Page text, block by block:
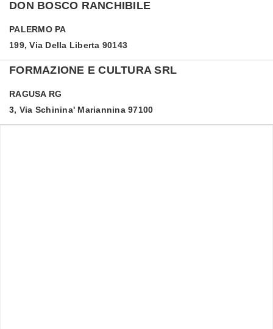
DON BOSCO RANCHIBILE
PALERMO PA
199, Via Della Liberta 90143
FORMAZIONE E CULTURA SRL
RAGUSA RG
3, Via Schinina' Mariannina 97100